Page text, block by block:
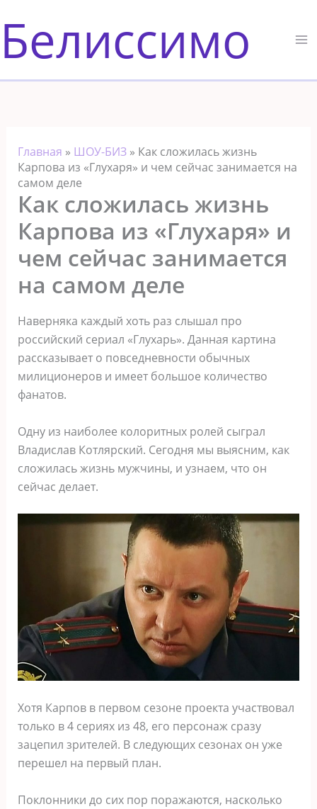
к
содержимому
Белиссимо
Главная » ШОУ-БИЗ» Как сложилась жизнь
Карпова из «Глухаря» и чем сейчас занимается на
самом деле
Как сложилась жизнь
Карпова из «Глухаря» и
чем сейчас занимается
на самом деле
Наверняка каждый хоть раз слышал про
российский сериал «Глухарь». Данная картина
рассказывает о повседневности обычных
милиционеров и имеет большое количество
фанатов.
Одну из наиболее колоритных ролей сыграл
Владислав Котлярский. Сегодня мы выясним, как
сложилась жизнь мужчины, и узнаем, что он
сейчас делает.
Хотя Карпов в первом сезоне проекта участвовал
только в 4 сериях из 48, его персонаж сразу
зацепил зрителей. В следующих сезонах он уже
перешел на первый план.
Поклонники до сих пор поражаются, насколько